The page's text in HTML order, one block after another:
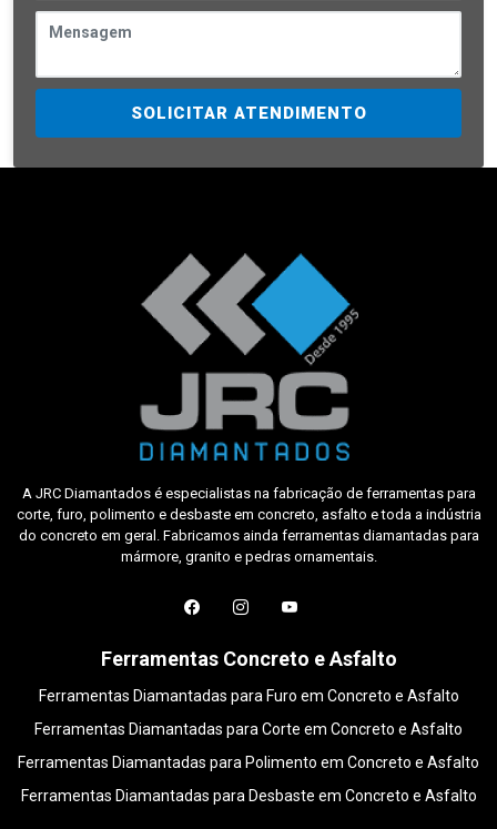
SOLICITAR ATENDIMENTO
A JRC Diamantados é especialistas na fabricação de ferramentas para
corte, furo, polimento e desbaste em concreto, asfalto e toda a indústria
do concreto em geral. Fabricamos ainda ferramentas diamantadas para
mármore, granito e pedras ornamentais.
Ferramentas Concreto e Asfalto
Ferramentas Diamantadas para Furo em Concreto e Asfalto
Ferramentas Diamantadas para Corte em Concreto e Asfalto
Ferramentas Diamantadas para Polimento em Concreto e Asfalto
Ferramentas Diamantadas para Desbaste em Concreto e Asfalto